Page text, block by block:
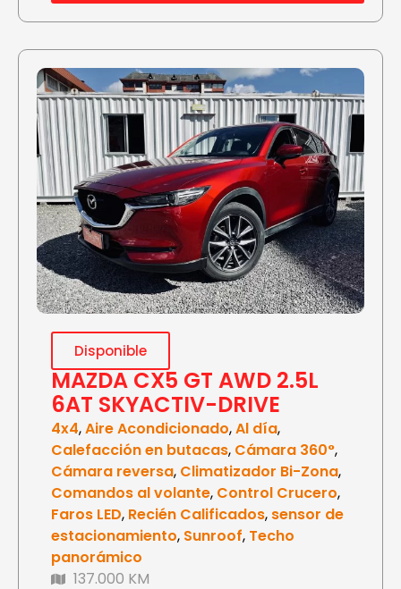
Disponible
MAZDA CX5 GT AWD 2.5L
6AT SKYACTIV-DRIVE
4x4,Aire Acondicionado,Al día,
Calefacción en butacas, Cámara 360°,
Cámara reversa, Climatizador Bi-Zona,
Comandos al volante, Control Crucero,
Faros LED, Recién Calificados, sensor de
estacionamiento, Sunroof, Techo
panorámico
137.000 KM